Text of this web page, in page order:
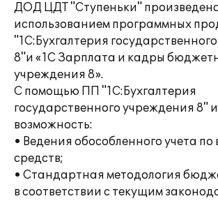
ДОД ЦДТ "Ступеньки"
использованием программных
"1С:Бухгалтерия
8"и «1С Зарплата и кадры
учреждения 8».
С помощью ПП "1С:Бухгалтерия
государственного учреждения 8"
возможность:
• Ведения обособленного учета
средств;
• Стандартная методология
в соответствии с текущим